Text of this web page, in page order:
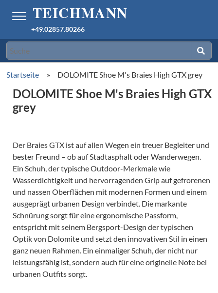
+49.02857.80266
Startseite » DOLOMITE Shoe M's Braies High GTX grey
DOLOMITE Shoe M's Braies High GTX
grey
Der Braies GTX ist auf allen Wegen ein treuer Begleiter und
bester Freund – ob auf Stadtasphalt oder Wanderwegen.
Ein Schuh, der typische Outdoor-Merkmale wie
Wasserdichtigkeit und hervorragenden Grip auf gefrorenen
und nassen Oberflächen mit modernen Formen und einem
ausgeprägt urbanen Design verbindet. Die markante
Schnürung sorgt für eine ergonomische Passform,
entspricht mit seinem Bergsport-Design der typischen
Optik von Dolomite und setzt den innovativen Stil in einen
ganz neuen Rahmen. Ein einmaliger Schuh, der nicht nur
leistungsfähig ist, sondern auch für eine originelle Note bei
urbanen Outfits sorgt.